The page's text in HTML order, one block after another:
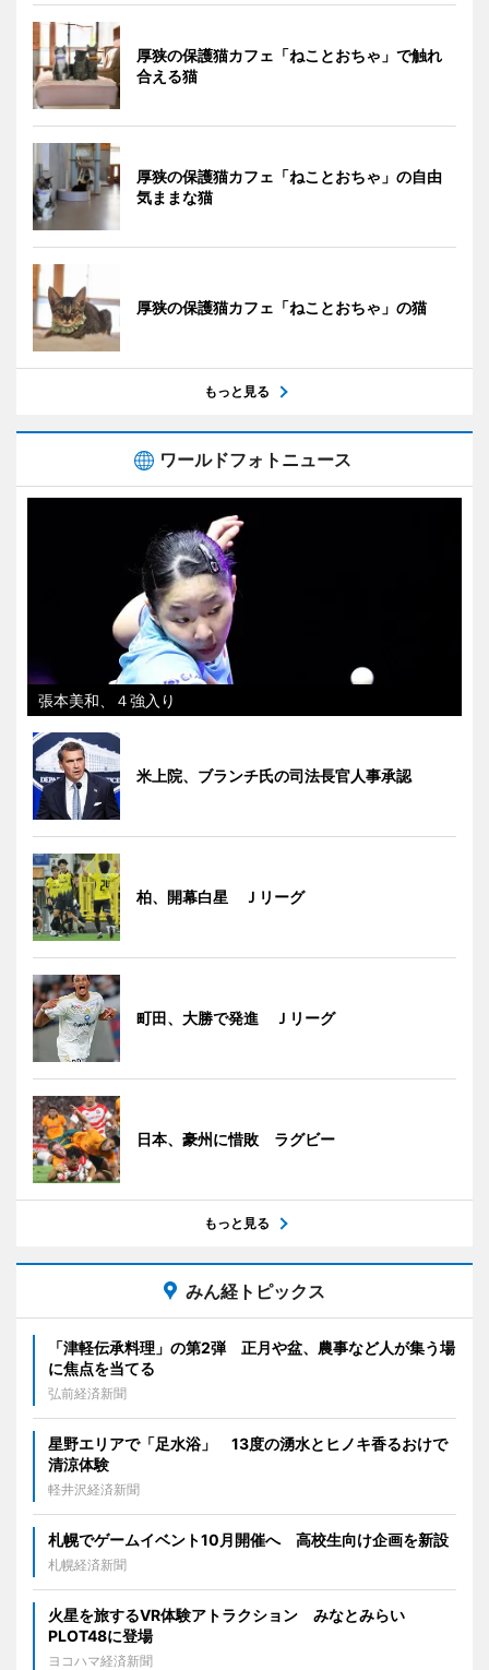
厚狭の保護猫カフェ「ねことおちゃ」で触れ
合える猫
厚狭の保護猫カフェ「ねことおちゃ」の自由
気ままな猫
厚狭の保護猫カフェ「ねことおちゃ」の猫
もっと見る
ワールドフォトニュース
張本美和、４強入り
米上院、ブランチ氏の司法長官人事承認
柏、開幕白星 Ｊリーグ
町田、大勝で発進 Ｊリーグ
日本、豪州に惜敗 ラグビー
もっと見る
みん経トピックス
「津軽伝承料理」の第2弾 正月や盆、農事など人が集う場
に焦点を当てる
弘前経済新聞
星野エリアで「足水浴」 13度の湧水とヒノキ香るおけで
清涼体験
軽井沢経済新聞
札幌でゲームイベント10月開催へ 高校生向け企画を新設
札幌経済新聞
火星を旅するVR体験アトラクション みなとみらい
PLOT48に登場
ヨコハマ経済新聞